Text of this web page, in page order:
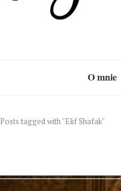
O mnie
Posts tagged with "Elif Shafak"